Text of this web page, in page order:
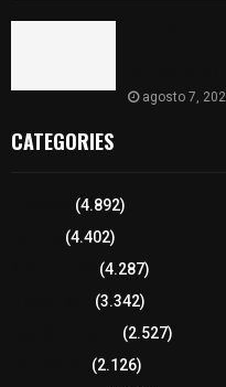
agosto 7,
CATEGORIES
(4.892)
(4.402)
(4.287)
(3.342)
(2.527)
(2.126)